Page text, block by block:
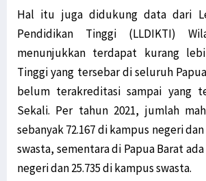
Hal itu juga didukung data dari
Pendidikan Tinggi (LLDIKTI)
menunjukkan terdapat kurang
Tinggi yang tersebar di seluruh
belum terakreditasi sampai yang
Sekali. Per tahun 2021, jumlah
sebanyak 72.167 di kampus negeri
swasta, sementara di Papua Barat ada
negeri dan 25.735 di kampus swasta.